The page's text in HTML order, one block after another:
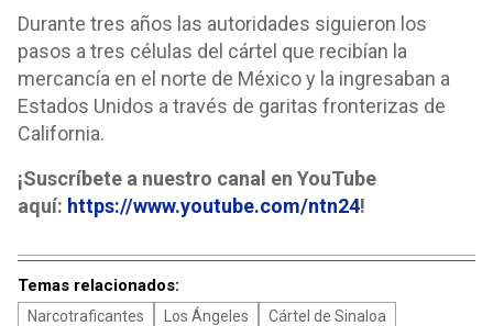
Durante tres años las autoridades siguieron los
pasos a tres células del cártel que recibían la
mercancía en el norte de México y la ingresaban a
Estados Unidos a través de garitas fronterizas de
California.
¡Suscríbete a nuestro canal en YouTube
aquí: https://www.youtube.com/ntn24!
Temas relacionados:
Narcotraficantes Los Ángeles
Cártel de Sinaloa